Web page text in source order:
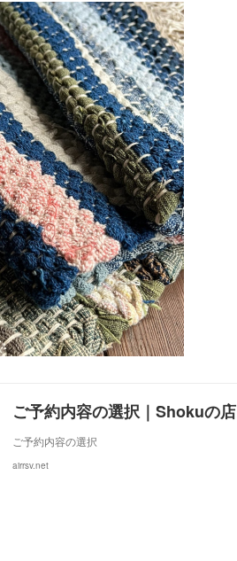
ご予約内容の選択｜Shokuの店
ご予約内容の選択
airrsv.net